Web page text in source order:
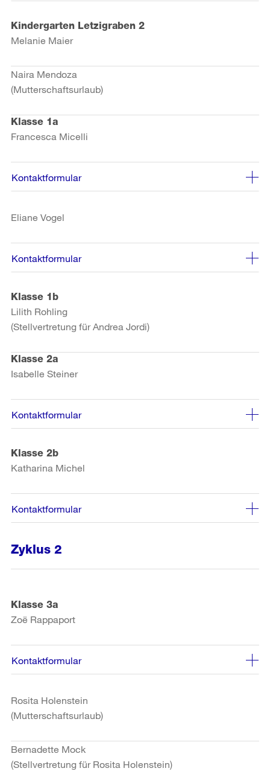
Kindergarten Letzigraben 2
Melanie Maier
Naira Mendoza
(Mutterschaftsurlaub)
Klasse 1a
Francesca Micelli
Kontaktformular
Eliane Vogel
Kontaktformular
Klasse 1b
Lilith Rohling
(Stellvertretung für Andrea Jordi)
Klasse 2a
Isabelle Steiner
Kontaktformular
Klasse 2b
Katharina Michel
Kontaktformular
Zyklus 2
Klasse 3a
Zoë Rappaport
Kontaktformular
Rosita Holenstein
(Mutterschaftsurlaub)
Bernadette Mock
(Stellvertretung für Rosita Holenstein)